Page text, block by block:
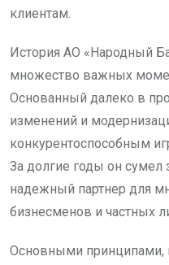
клиентам.
История АО «Народный
множество важных
Основанный далеко в
изменений и
конкурентоспособным
За долгие годы он сумел
надежный партнер для
бизнесменов и частных
Основными принципами,